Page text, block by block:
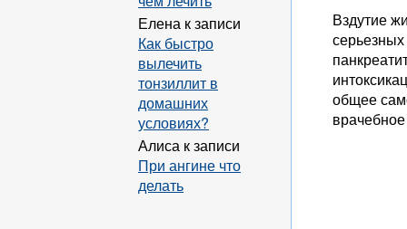
Вздутие
общее
Елена к записи
Как быстро
вылечить
тонзиллит в
домашних
условиях?
Алиса к записи
При ангине что
делать